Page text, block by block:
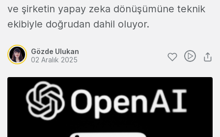
ve şirketin yapay zeka dönüşümüne teknik
ekibiyle doğrudan dahil oluyor.
Gözde Ulukan
02 Aralık 2025